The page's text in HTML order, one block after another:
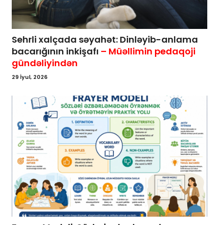
Sehrli xalçada səyahət: Dinləyib-anlama
bacarığının inkişafı – Müəllimin pedaqoji
gündəliyindən
29 İyul, 2026